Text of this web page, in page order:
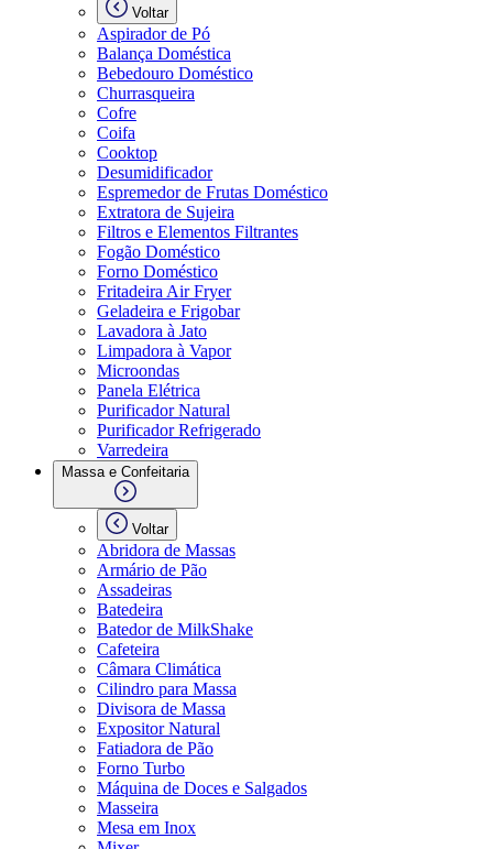
Voltar
Aspirador de Pó
Balança Doméstica
Bebedouro Doméstico
Churrasqueira
Cofre
Coifa
Cooktop
Desumidificador
Espremedor de Frutas Doméstico
Extratora de Sujeira
Filtros e Elementos Filtrantes
Fogão Doméstico
Forno Doméstico
Fritadeira Air Fryer
Geladeira e Frigobar
Lavadora à Jato
Limpadora à Vapor
Microondas
Panela Elétrica
Purificador Natural
Purificador Refrigerado
Varredeira
Massa e Confeitaria
Voltar
Abridora de Massas
Armário de Pão
Assadeiras
Batedeira
Batedor de MilkShake
Cafeteira
Câmara Climática
Cilindro para Massa
Divisora de Massa
Expositor Natural
Fatiadora de Pão
Forno Turbo
Máquina de Doces e Salgados
Masseira
Mesa em Inox